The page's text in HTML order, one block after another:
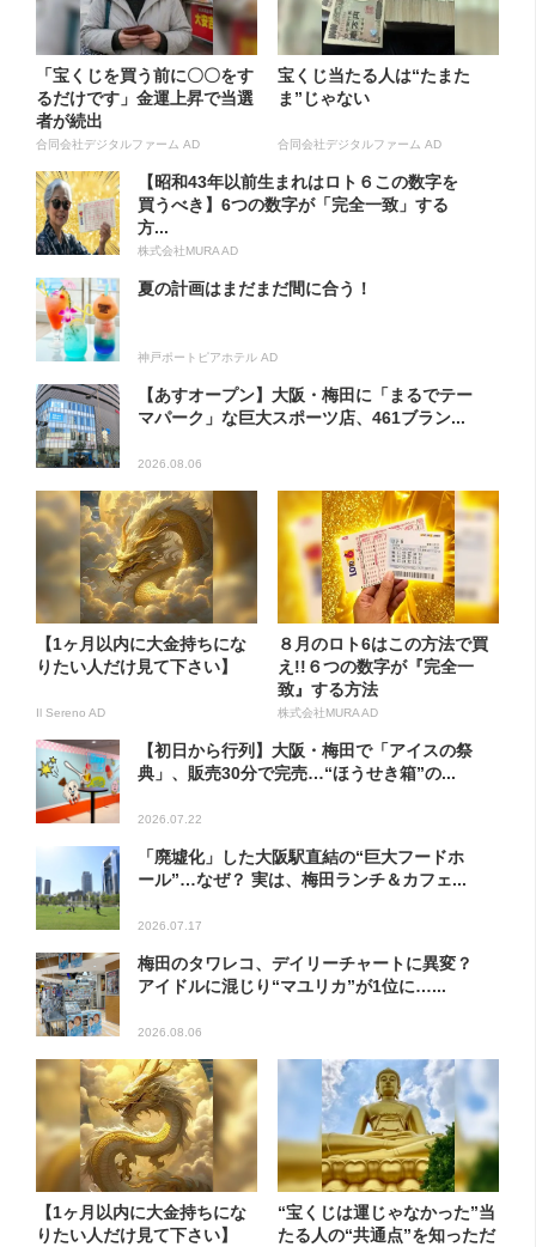
「宝くじを買う前に〇〇をす
るだけです」金運上昇で当選
者が続出
合同会社デジタルファーム AD
宝くじ当たる人は“たまた
ま”じゃない
合同会社デジタルファーム AD
【昭和43年以前生まれはロト６この数字を
買うべき】6つの数字が「完全一致」する
方...
株式会社MURA AD
夏の計画はまだまだ間に合う！
神戸ポートピアホテル AD
【あすオープン】大阪・梅田に「まるでテー
マパーク」な巨大スポーツ店、461ブラン...
2026.08.06
【1ヶ月以内に大金持ちにな
りたい人だけ見て下さい】
Il Sereno AD
８月のロト6はこの方法で買
え!!６つの数字が『完全一
致』する方法
株式会社MURA AD
【初日から行列】大阪・梅田で「アイスの祭
典」、販売30分で完売…“ほうせき箱”の...
2026.07.22
「廃墟化」した大阪駅直結の“巨大フードホ
ール”…なぜ？ 実は、梅田ランチ＆カフェ...
2026.07.17
梅田のタワレコ、デイリーチャートに異変？
アイドルに混じり“マユリカ”が1位に…...
2026.08.06
【1ヶ月以内に大金持ちにな
りたい人だけ見て下さい】
“宝くじは運じゃなかった”当
たる人の“共通点”を知っただ